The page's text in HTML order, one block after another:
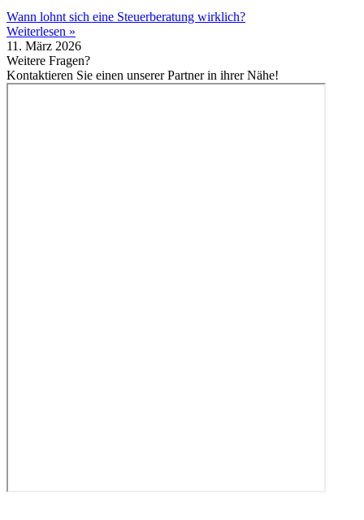
Wann lohnt sich eine Steuerberatung wirklich?
Weiterlesen »
11. März 2026
Weitere Fragen?
Kontaktieren Sie einen unserer Partner in ihrer Nähe!